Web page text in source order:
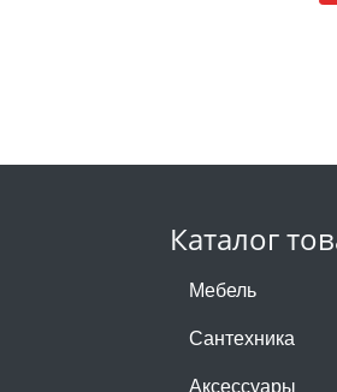
Каталог
Мебель
Сантехника
Аксессуары